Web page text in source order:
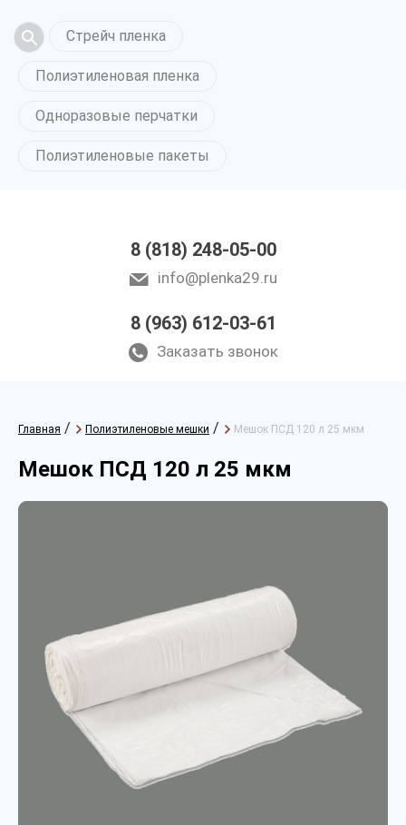
Стрейч пленка
Полиэтиленовая пленка
Одноразовые перчатки
Полиэтиленовые пакеты
8 (818) 248-05-00
info@plenka29.ru
8 (963) 612-03-61
Заказать звонок
Главная / Полиэтиленовые мешки / Мешок ПСД 120 л 25 мкм
Мешок ПСД 120 л 25 мкм